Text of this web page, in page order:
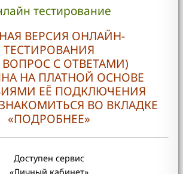
тестирование
ВЕРСИЯ ОНЛАЙН-
ТЕСТИРОВАНИЯ
ВОПРОС С ОТВЕТАМИ)
НА ПЛАТНОЙ ОСНОВЕ
ЕЁ ПОДКЛЮЧЕНИЯ
ВО ВКЛАДКЕ
«ПОДРОБНЕЕ»
Доступен сервис
«Личный кабинет»